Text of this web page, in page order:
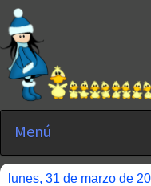
Menú
lunes, 31 de marzo de